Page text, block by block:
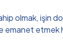
olmak, işin
emanet etmek